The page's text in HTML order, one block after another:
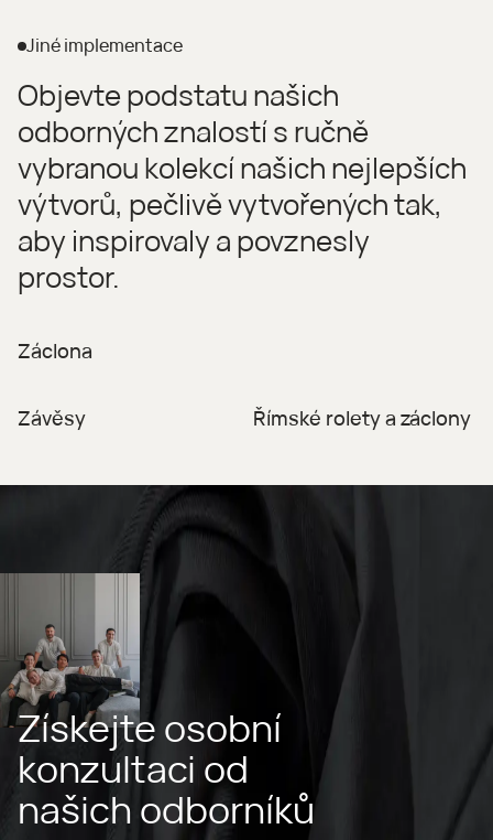
Jiné implementace
Objevte podstatu našich
odborných znalostí s ručně
vybranou kolekcí našich nejlepších
výtvorů, pečlivě vytvořených tak,
aby inspirovaly a povznesly
prostor.
Záclona
Závěsy Římské rolety a záclony
Získejte osobní
konzultaci od
našich odborníků